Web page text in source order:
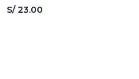
S/ 23.00